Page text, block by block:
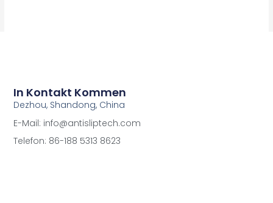
In Kontakt Kommen
Dezhou, Shandong, China
E-Mail: info@antisliptech.com
Telefon: 86-188 5313 8623